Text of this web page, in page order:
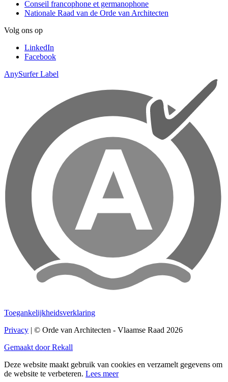
Conseil francophone et germanophone
Nationale Raad van de Orde van Architecten
Volg ons op
LinkedIn
Facebook
AnySurfer Label
Toegankelijkheidsverklaring
Privacy | © Orde van Architecten - Vlaamse Raad 2026
Gemaakt door Rekall
Deze website maakt gebruik van cookies en verzamelt gegevens om
de website te verbeteren. Lees meer